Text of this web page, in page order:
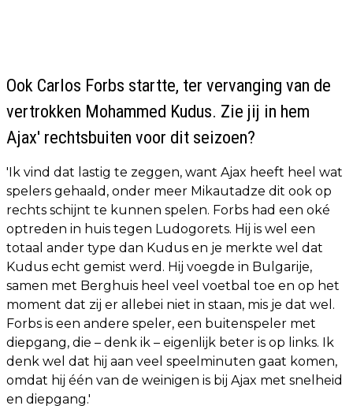
Ook Carlos Forbs startte, ter vervanging van de
vertrokken Mohammed Kudus. Zie jij in hem
Ajax' rechtsbuiten voor dit seizoen?
'Ik vind dat lastig te zeggen, want Ajax heeft heel wat
spelers gehaald, onder meer Mikautadze dit ook op
rechts schijnt te kunnen spelen. Forbs had een oké
optreden in huis tegen Ludogorets. Hij is wel een
totaal ander type dan Kudus en je merkte wel dat
Kudus echt gemist werd. Hij voegde in Bulgarije,
samen met Berghuis heel veel voetbal toe en op het
moment dat zij er allebei niet in staan, mis je dat wel.
Forbs is een andere speler, een buitenspeler met
diepgang, die – denk ik – eigenlijk beter is op links. Ik
denk wel dat hij aan veel speelminuten gaat komen,
omdat hij één van de weinigen is bij Ajax met snelheid
en diepgang.'